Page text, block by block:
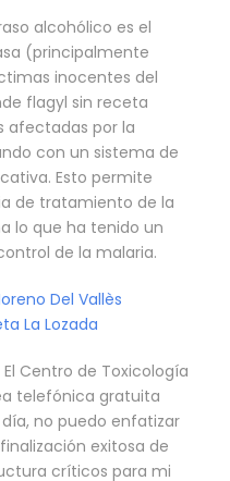
alcohólico es el
(principalmente
inocentes del
flagyl sin receta
afectadas por la
con un sistema de
Esto permite
de tratamiento de la
lo que ha tenido un
de la malaria.
Del Vallès
La Lozada
Centro de Toxicología
telefónica gratuita
no puedo enfatizar
exitosa de
críticos para mi